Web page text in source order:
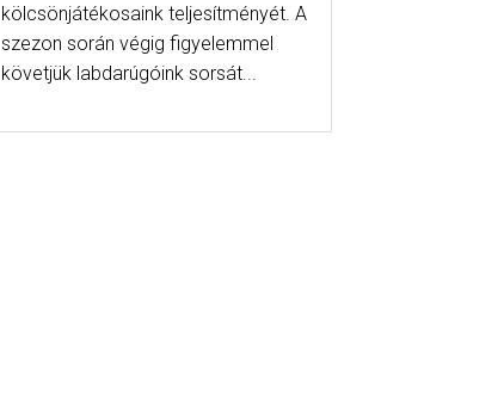
kölcsönjátékosaink teljesítményét. A
szezon során végig figyelemmel
követjük labdarúgóink sorsát...